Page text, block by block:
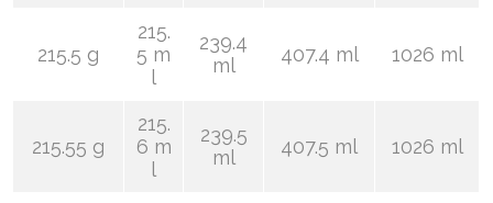
215.5 g
215.
5 m
l
239.4
ml
407.4 ml 1026 ml
215.55 g
215.
6 m
l
239.5
ml
407.5 ml 1026 ml